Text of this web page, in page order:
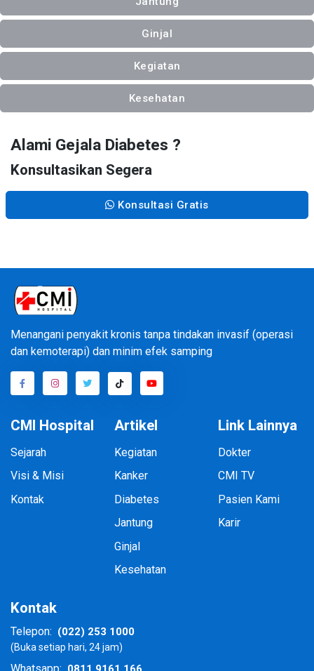
Ginjal
Kegiatan
Kesehatan
Alami Gejala Diabetes ?
Konsultasikan Segera
Konsultasi Gratis
Menangani penyakit kronis tanpa tindakan invasif (operasi
dan kemoterapi) dan minim efek samping
CMI Hospital
Sejarah
Visi & Misi
Kontak
Artikel
Kegiatan
Kanker
Diabetes
Jantung
Ginjal
Kesehatan
Link Lainnya
Dokter
CMI TV
Pasien Kami
Karir
Kontak
Telepon: (022) 253 1000
(Buka setiap hari, 24 jam)